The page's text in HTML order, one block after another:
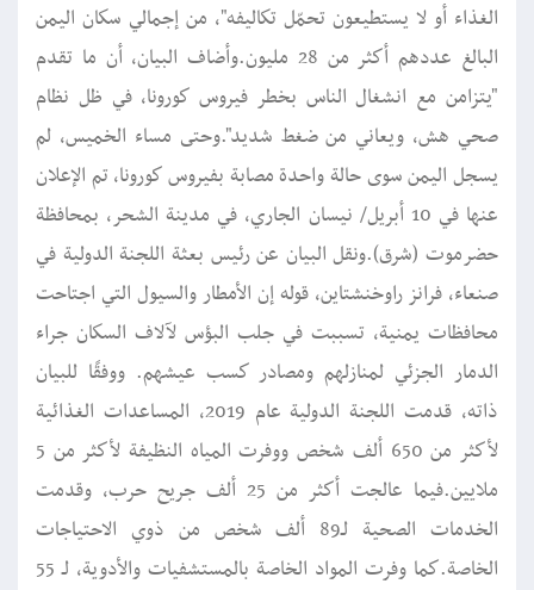
الغذاء أو لا يستطيعون تحمّل تكاليفه"، من إجمالي سكان اليمن
البالغ عددهم أكثر من 28 مليون.وأضاف البيان، أن ما تقدم
"يتزامن مع انشغال الناس بخطر فيروس كورونا، في ظل نظام
صحي هش، ويعاني من ضغط شديد".وحتى مساء الخميس، لم
يسجل اليمن سوى حالة واحدة مصابة بفيروس كورونا، تم الإعلان
عنها في 10 أبريل/ نيسان الجاري، في مدينة الشحر، بمحافظة
حضرموت (شرق).ونقل البيان عن رئيس بعثة اللجنة الدولية في
صنعاء، فرانز راوخنشتاين، قوله إن الأمطار والسيول التي اجتاحت
محافظات يمنية، تسببت في جلب البؤس لآلاف السكان جراء
الدمار الجزئي لمنازلهم ومصادر كسب عيشهم. ووفقًا للبيان
ذاته، قدمت اللجنة الدولية عام 2019، المساعدات الغذائية
لأكثر من 650 ألف شخص ووفرت المياه النظيفة لأكثر من 5
ملايين.فيما عالجت أكثر من 25 ألف جريح حرب، وقدمت
الخدمات الصحية لـ89 ألف شخص من ذوي الاحتياجات
الخاصة.كما وفرت المواد الخاصة بالمستشفيات والأدوية، لـ 55